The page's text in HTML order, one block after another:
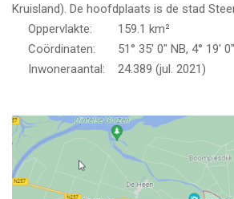
Kruisland). De hoofdplaats is de stad
Oppervlakte: 159.1 km²
Coördinaten: 51° 35′ 0″ NB, 4° 19′
Inwoneraantal: 24.389 (jul. 2021)